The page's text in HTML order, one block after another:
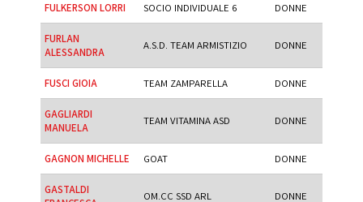
FULKERSON LORRI SOCIO INDIVIDUALE 6 DONNE
FURLAN
ALESSANDRA
A.S.D. TEAM ARMISTIZIO DONNE
FUSCI GIOIA TEAM ZAMPARELLA DONNE
GAGLIARDI
MANUELA
TEAM VITAMINA ASD DONNE
GAGNON MICHELLE GOAT DONNE
GASTALDI
OM.CC SSD ARL DONNE